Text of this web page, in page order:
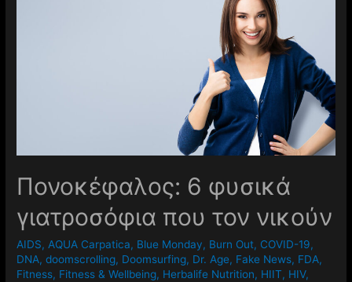
Πονοκέφαλος: 6 φυσικά
γιατροσόφια που τον νικούν
AIDS,AQUA Carpatica, Blue Monday, Burn Out, COVID-19,
DNA,doomscrolling, Doomsurfing, Dr. Age, Fake News, FDA,
Fitness, Fitness & Wellbeing, Herbalife Nutrition, HIIT, HIV,